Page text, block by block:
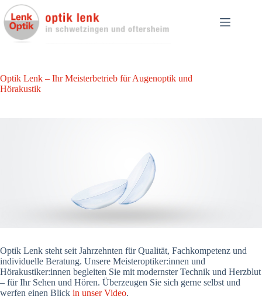
Zum
Inhalt
springen
Optik Lenk – Ihr Meisterbetrieb für Augenoptik und
Hörakustik
Optik Lenk steht seit Jahrzehnten für Qualität, Fachkompetenz und
individuelle Beratung. Unsere Meisteroptiker:innen und
Hörakustiker:innen begleiten Sie mit modernster Technik und Herzblut
– für Ihr Sehen und Hören. Überzeugen Sie sich gerne selbst und
werfen einen Blick in unser Video.